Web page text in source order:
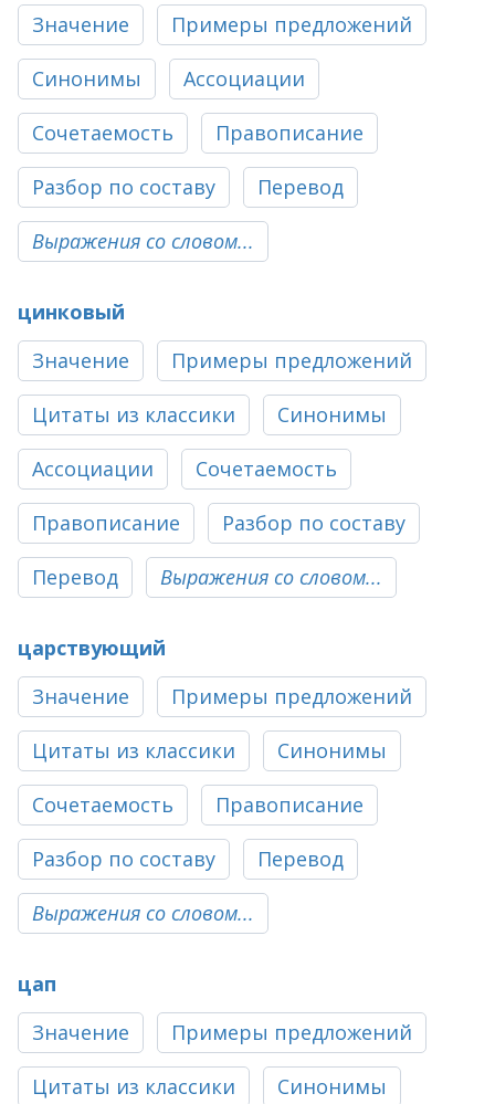
Значение
Примеры предложений
Синонимы Ассоциации
Сочетаемость Правописание
Разбор по составу Перевод
Выражения со словом...
цинковый
Значение
Примеры предложений
Цитаты из классики Синонимы
Ассоциации Сочетаемость
Правописание Разбор по составу
Перевод Выражения со словом...
царствующий
Значение
Примеры предложений
Цитаты из классики Синонимы
Сочетаемость Правописание
Разбор по составу Перевод
Выражения со словом...
цап
Значение
Примеры предложений
Цитаты из классики Синонимы